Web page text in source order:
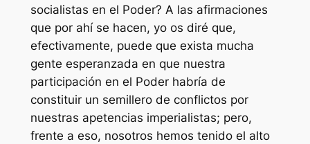
socialistas en el Poder? A las afirmaciones
que por ahí se hacen, yo os diré que,
efectivamente, puede que exista mucha
gente esperanzada en que nuestra
participación en el Poder habría de
constituir un semillero de conflictos por
nuestras apetencias imperialistas; pero,
frente a eso, nosotros hemos tenido el alto